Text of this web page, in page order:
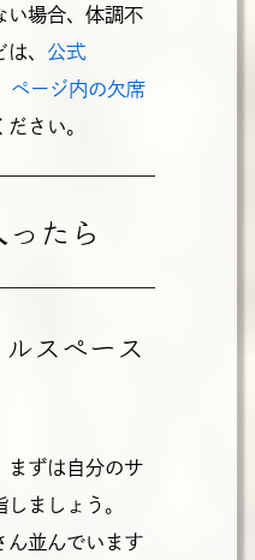
い場合、体調不
、 公式
ページ内の欠席
さい。
たら
スペース
まずは自分のサ
ましょう。
ん並んでいます